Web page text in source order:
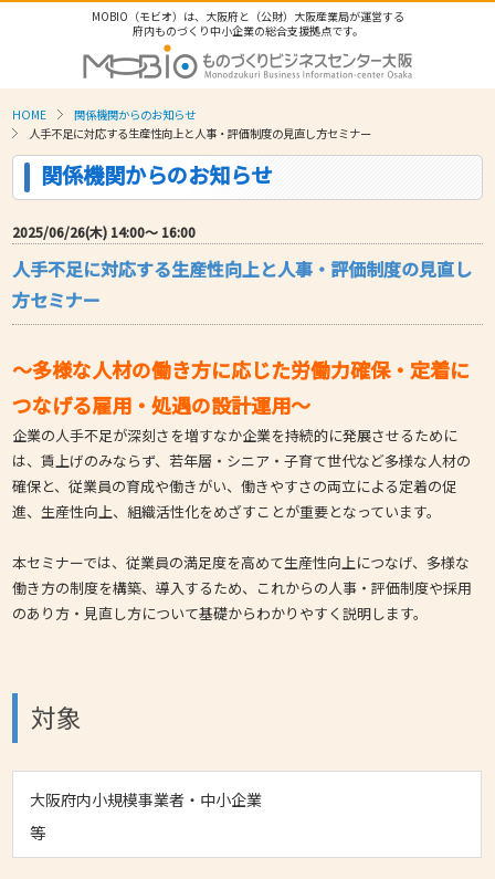
MOBIO（モビオ）は、大阪府と（公財）大阪産業局が運営する
府内ものづくり中小企業の総合支援拠点です。
HOME
関係機関からのお知らせ
人手不足に対応する生産性向上と人事・評価制度の見直し方セミナー
関係機関からのお知らせ
2025/06/26(木) 14:00〜 16:00
人手不足に対応する生産性向上と人事・評価制度の見直し
方セミナー
～多様な人材の働き方に応じた労働力確保・定着に
つなげる雇用・処遇の設計運用～
企業の人手不足が深刻さを増すなか企業を持続的に発展させるために
は、賃上げのみならず、若年層・シニア・子育て世代など多様な人材の
確保と、従業員の育成や働きがい、働きやすさの両立による定着の促
進、生産性向上、組織活性化をめざすことが重要となっています。
本セミナーでは、従業員の満足度を高めて生産性向上につなげ、多様な
働き方の制度を構築、導入するため、これからの人事・評価制度や採用
のあり方・見直し方について基礎からわかりやすく説明します。
対象
大阪府内小規模事業者・中小企業
等